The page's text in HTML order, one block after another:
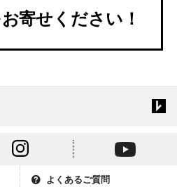
寄せください！
よくあるご質問